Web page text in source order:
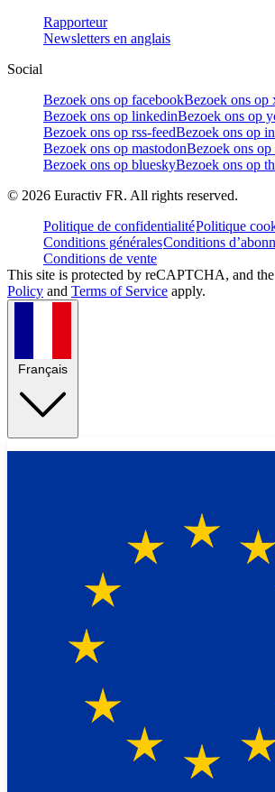
Rapporteur
Newsletters en anglais
Social
Bezoek ons op facebookBezoek ons op
Bezoek ons op linkedinBezoek ons op
Bezoek ons op rss-feedBezoek ons op
Bezoek ons op mastodonBezoek ons op
Bezoek ons op blueskyBezoek ons op
© 2026 Euractiv FR. All rights reserved.
Politique de confidentialitéPolitique
Conditions généralesConditions
Conditions de vente
This site is protected by reCAPTCHA, and
Policy and Terms of Service apply.
Français